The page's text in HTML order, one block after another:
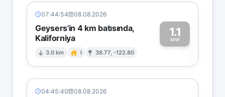
07:44:54 08.08.2026
Geysers'in 4 km batısında,
Kaliforniya
3.0 km I 38.77, -122.80
1.1
MW1
04:45:40 08.08.2026